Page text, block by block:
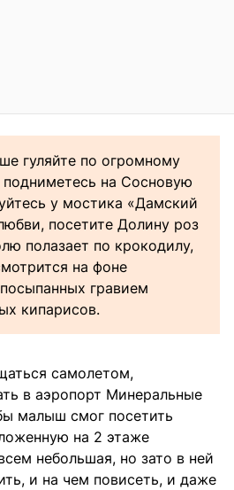
гуляйте по огромному
подниметесь на Сосновую
у мостика «Дамский
посетите Долину роз
полазает по крокодилу,
на фоне
гравием
кипарисов.
самолетом,
в аэропорт Минеральные
малыш смог посетить
на 2 этаже
небольшая, но зато в ней
и на чем повисеть, и даже